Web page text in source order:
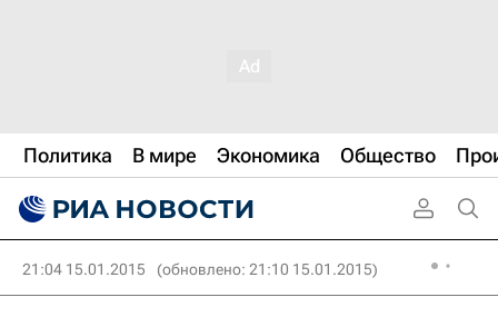
Политика В мире Экономика Общество
21:04 15.01.2015 (обновлено: 21:10 15.01.2015)